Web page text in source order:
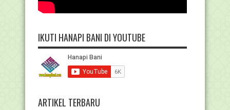
IKUTI HANAPI BANI DI YOUTUBE
ARTIKEL TERBARU